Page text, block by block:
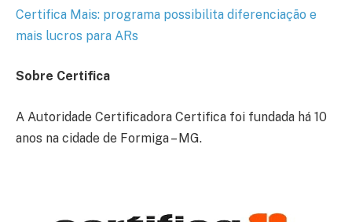
Certifica Mais: programa possibilita diferenciação e
mais lucros para ARs
Sobre Certifica
A Autoridade Certificadora Certifica foi fundada há 10
anos na cidade de Formiga – MG.